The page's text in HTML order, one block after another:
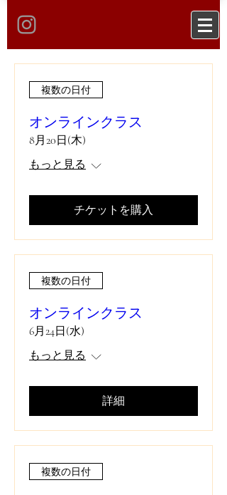
複数の日付
オンラインクラス
8月20日(木)
もっと見る
チケットを購入
複数の日付
オンラインクラス
6月24日(水)
もっと見る
詳細
複数の日付